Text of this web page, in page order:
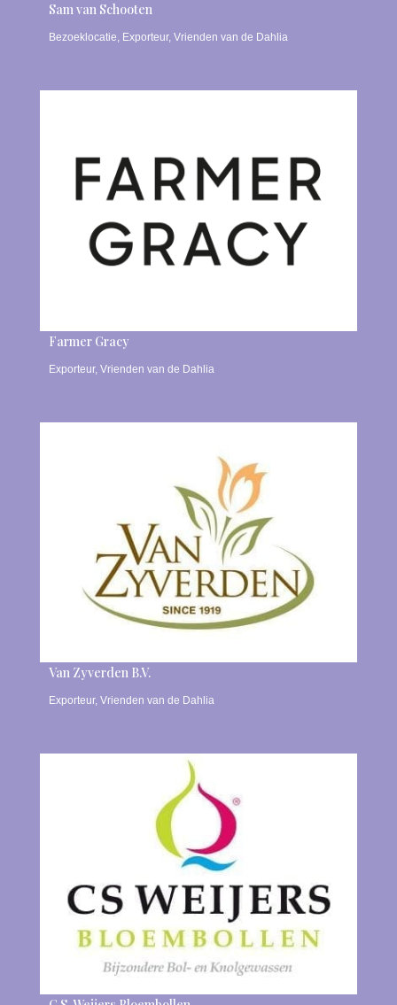
Sam van Schooten
Bezoeklocatie, Exporteur, Vrienden van de Dahlia
Farmer Gracy
Exporteur, Vrienden van de Dahlia
Van Zyverden B.V.
Exporteur, Vrienden van de Dahlia